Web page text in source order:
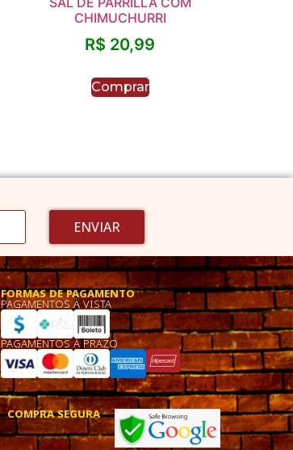
CHIMUCHURRI
R$ 20,99
Comprar
ENVIAR
FORMAS DE PAGAMENTO
PAGAMENTOS À VISTA
PAGAMENTOS À PRAZO
COMPRA SEGURA